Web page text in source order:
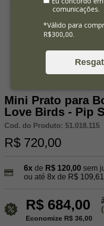
comunicações.
*Válido para
R$300,00.
Mini Prato para
Love Birds - Pip
Cod. do Produto: 51.018.115
R$ 720,00
6xde R$ 120,00 sem
ou até 8xde R$ 109,61
R$ 684,00
Economize R$ 36,00